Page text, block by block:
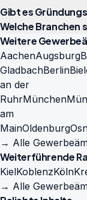
Gibt es
Welche Branchen
Weitere
AachenAugsburg
GladbachBerlin
an der
RuhrMünchen
am
MainOldenburg
→ Alle
Weiterführende
KielKoblenzKöln
→ Alle